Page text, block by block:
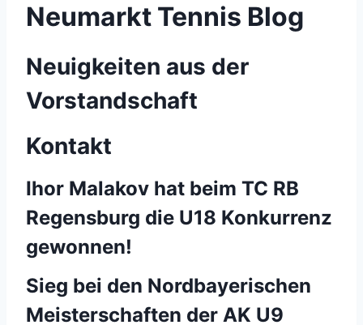
Neumarkt Tennis Blog
Neuigkeiten aus der
Vorstandschaft
Kontakt
Ihor Malakov hat beim TC RB
Regensburg die U18 Konkurrenz
gewonnen!
Sieg bei den Nordbayerischen
Meisterschaften der AK U9